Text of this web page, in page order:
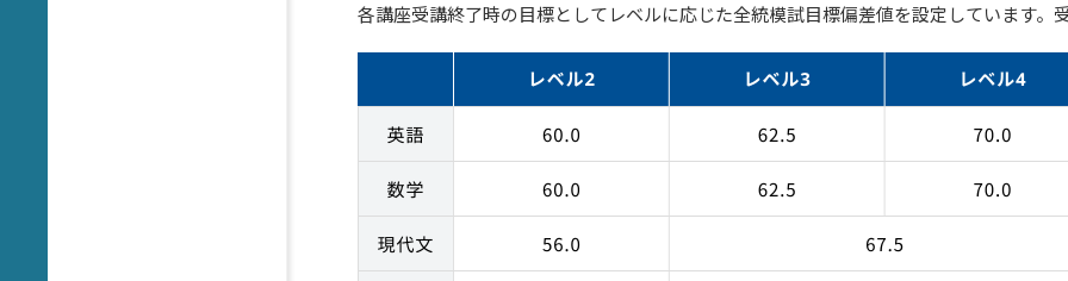
各講座受講終了時の目標としてレベルに応じた全統模試目標偏差値を設定しています。